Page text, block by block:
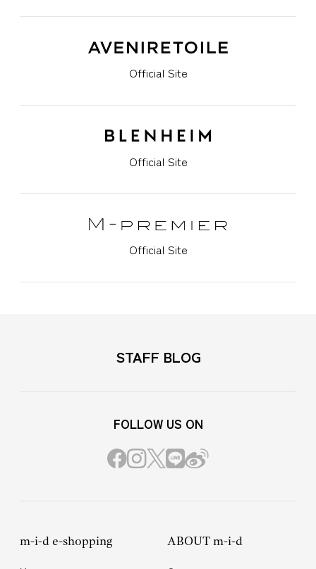
Official Site
Official Site
Official Site
STAFF BLOG
FOLLOW US ON
m-i-d e-shopping ABOUT m-i-d